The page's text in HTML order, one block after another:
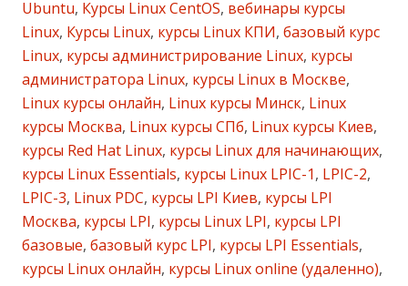
Ubuntu, Курсы Linux CentOS, вебинары курсы
Linux, Курсы Linux, курсы Linux КПИ, базовый курс
Linux, курсы администрирование Linux, курсы
администратора Linux, курсы Linux в Москве,
Linux курсы онлайн, Linux курсы Минск, Linux
курсы Москва, Linux курсы СПб, Linux курсы Киев,
курсы Red Hat Linux, курсы Linux для начинающих,
курсы Linux Essentials, курсы Linux LPIC-1, LPIC-2,
LPIC-3, Linux PDC, курсы LPI Киев, курсы LPI
Москва, курсы LPI, курсы Linux LPI, курсы LPI
базовые, базовый курс LPI, курсы LPI Essentials,
курсы Linux онлайн, курсы Linux online (удаленно),